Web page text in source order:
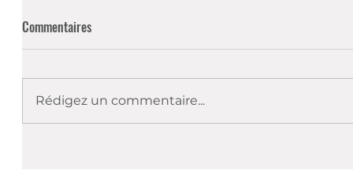
Commentaires
Rédigez un commentaire...